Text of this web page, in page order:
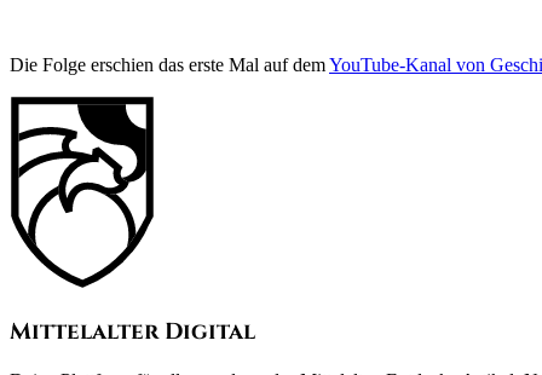
Die Folge erschien das erste Mal auf demYouTube-Kanal von
Mittelalter Digital